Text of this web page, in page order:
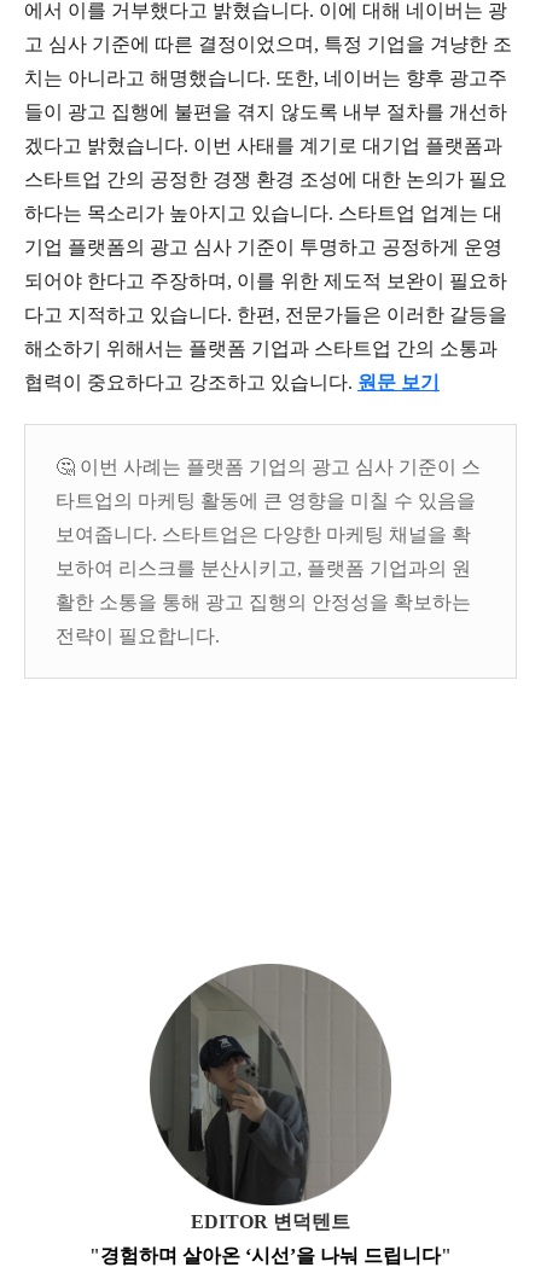
에서 이를 거부했다고 밝혔습니다. 이에 대해 네이버는 광
고 심사 기준에 따른 결정이었으며, 특정 기업을 겨냥한 조
치는 아니라고 해명했습니다. 또한, 네이버는 향후 광고주
들이 광고 집행에 불편을 겪지 않도록 내부 절차를 개선하
겠다고 밝혔습니다. 이번 사태를 계기로 대기업 플랫폼과
스타트업 간의 공정한 경쟁 환경 조성에 대한 논의가 필요
하다는 목소리가 높아지고 있습니다. 스타트업 업계는 대
기업 플랫폼의 광고 심사 기준이 투명하고 공정하게 운영
되어야 한다고 주장하며, 이를 위한 제도적 보완이 필요하
다고 지적하고 있습니다. 한편, 전문가들은 이러한 갈등을
해소하기 위해서는 플랫폼 기업과 스타트업 간의 소통과
협력이 중요하다고 강조하고 있습니다. 원문 보기
🤔 이번 사례는 플랫폼 기업의 광고 심사 기준이 스
타트업의 마케팅 활동에 큰 영향을 미칠 수 있음을
보여줍니다. 스타트업은 다양한 마케팅 채널을 확
보하여 리스크를 분산시키고, 플랫폼 기업과의 원
활한 소통을 통해 광고 집행의 안정성을 확보하는
전략이 필요합니다.
EDITOR 변덕텐트
"경험하며 살아온 ‘시선’을 나눠 드립니다"